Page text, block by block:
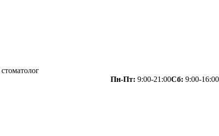
Пн-Пт: 9:00-21:00Сб: 9:00-16:00